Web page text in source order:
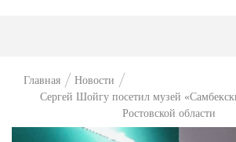
Главная
Новости
Сергей Шойгу посетил музей
Ростовской области